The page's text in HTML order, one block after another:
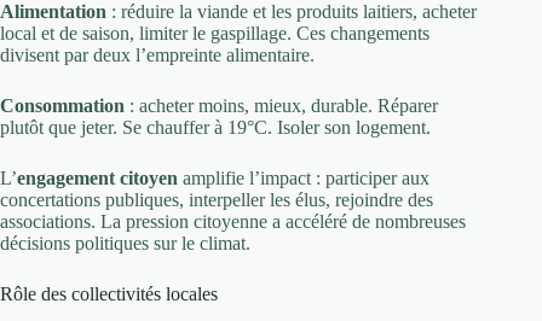
Alimentation : réduire la viande et les produits laitiers, acheter
local et de saison, limiter le gaspillage. Ces changements
divisent par deux l’empreinte alimentaire.
Consommation : acheter moins, mieux, durable. Réparer
plutôt que jeter. Se chauffer à 19°C. Isoler son logement.
L’engagement citoyen amplifie l’impact : participer aux
concertations publiques, interpeller les élus, rejoindre des
associations. La pression citoyenne a accéléré de nombreuses
décisions politiques sur le climat.
Rôle des collectivités locales